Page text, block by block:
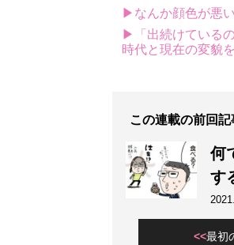
▶なんか顔色が悪
▶「出続けている
時代と現在の変貌
この連載の前回記
何
す
最初